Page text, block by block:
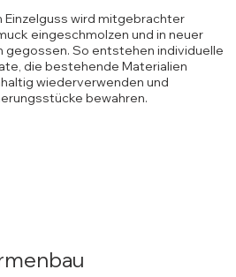
Einzelguss wird mitgebrachter
eingeschmolzen und in neuer
gegossen. So entstehen individuelle
die bestehende Materialien
wiederverwenden und
bewahren.